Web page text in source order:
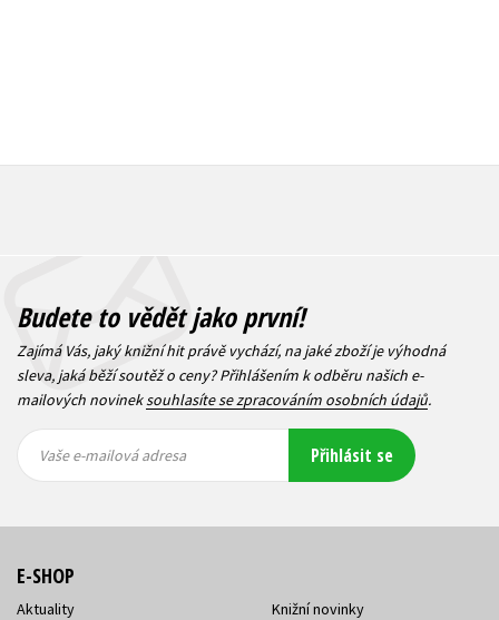
Budete to vědět jako první!
Zajímá Vás, jaký knižní hit právě vychází, na jaké zboží je výhodná
sleva, jaká běží soutěž o ceny? Přihlášením k odběru našich e-
mailových novineksouhlasíte se zpracováním osobních údajů.
mailová
mailová
Vaše e-mailová adresa Přihlásit se
E-SHOP
Aktuality
Knižní novinky